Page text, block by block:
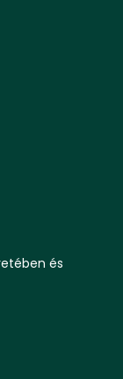
és